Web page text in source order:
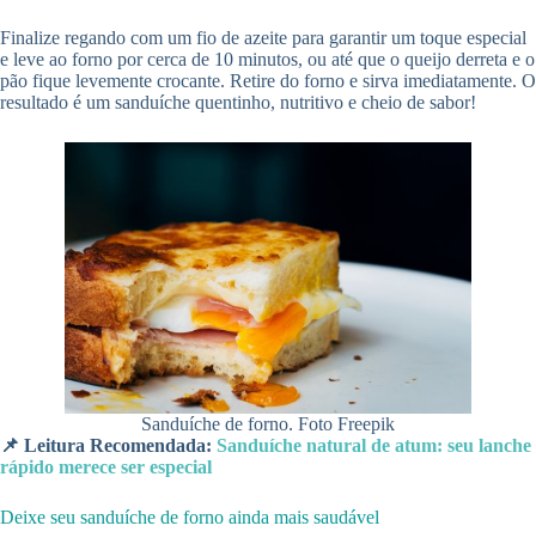
Finalize regando com um fio de azeite para garantir um toque especial
e leve ao forno por cerca de 10 minutos, ou até que o queijo derreta e o
pão fique levemente crocante. Retire do forno e sirva imediatamente. O
resultado é um sanduíche quentinho, nutritivo e cheio de sabor!
Sanduíche de forno. Foto Freepik
📌 Leitura Recomendada: Sanduíche natural de atum: seu lanche
rápido merece ser especial
Deixe seu sanduíche de forno ainda mais saudável